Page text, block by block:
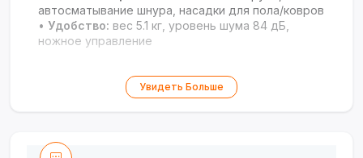
автосматывание шнура, насадки для пола/ковров
• Удобство: вес 5.1 кг, уровень шума 84 дБ,
ножное управление
Увидеть Больше